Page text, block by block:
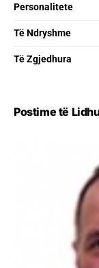
Personalitete
Të Ndryshme
Të Zgjedhura
Postime të